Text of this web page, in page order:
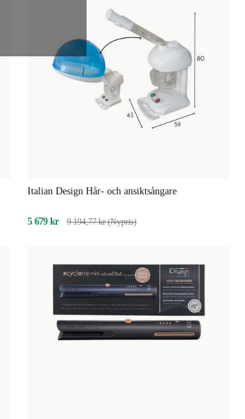
Italian Design Hår- och ansiktsångare
5 679 kr 9 194,77 kr (Nypris)